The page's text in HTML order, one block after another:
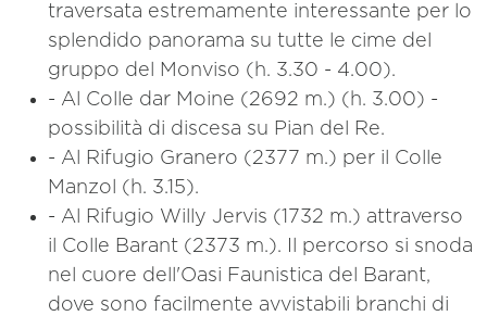
traversata estremamente interessante per lo
splendido panorama su tutte le cime del
gruppo del Monviso (h. 3.30 - 4.00).
- Al Colle dar Moine (2692 m.) (h. 3.00) -
possibilità di discesa su Pian del Re.
- Al Rifugio Granero (2377 m.) per il Colle
Manzol (h. 3.15).
- Al Rifugio Willy Jervis (1732 m.) attraverso
il Colle Barant (2373 m.). Il percorso si snoda
nel cuore dell'Oasi Faunistica del Barant,
dove sono facilmente avvistabili branchi di